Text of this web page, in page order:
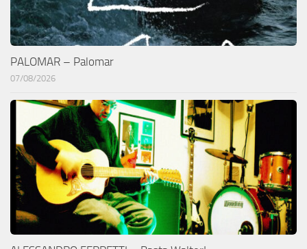
PALOMAR – Palomar
07/08/2026